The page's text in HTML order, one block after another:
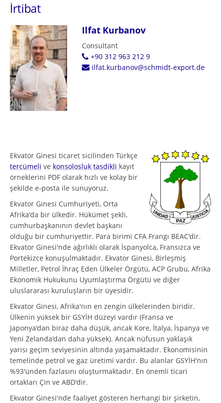
İrtibat
Ilfat Kurbanov
Consultant
+90 312 963 212 9
ilfat.kurbanov@schmidt-export.de
Ekvator Ginesi ticaret sicilinden Türkçe
tercümeli ve konsolosluk tasdikli kayıt
örneklerini PDF olarak hızlı ve kolay bir
şekilde e-posta ile sunuyoruz.
Ekvator Ginesi Cumhuriyeti, Orta
Afrika'da bir ülkedir. Hükümet şekli,
cumhurbaşkanının devlet başkanı
olduğu bir cumhuriyettir. Para birimi CFA Frangı BEAC'dir.
Ekvator Ginesi'nde ağırlıklı olarak İspanyolca, Fransızca ve
Portekizce konuşulmaktadır. Ekvator Ginesi, Birleşmiş
Milletler, Petrol İhraç Eden Ülkeler Örgütü, ACP Grubu, Afrika
Ekonomik Hukukunu Uyumlaştırma Örgütü ve diğer
uluslararası kuruluşların bir üyesidir.
Ekvator Ginesi, Afrika'nın en zengin ülkelerinden biridir.
Ülkenin yüksek bir GSYİH düzeyi vardır (Fransa ve
Japonya'dan biraz daha düşük, ancak Kore, İtalya, İspanya ve
Yeni Zelanda'dan daha yüksek). Ancak nüfusun yaklaşık
yarısı geçim seviyesinin altında yaşamaktadır. Ekonomisinin
temelinde petrol ve gaz üretimi vardır. Bu alanlar GSYİH'nın
%93'ünden fazlasını oluşturmaktadır. En önemli ticari
ortakları Çin ve ABD'dir.
Ekvator Ginesi'nde faaliyet gösteren herhangi bir şirketin,